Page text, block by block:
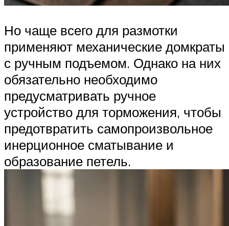
Но чаще всего для размотки
применяют механические домкраты
с ручным подъемом. Однако на них
обязательно необходимо
предусматривать ручное
устройство для торможения, чтобы
предотвратить самопроизвольное
инерционное сматывание и
образование петель.